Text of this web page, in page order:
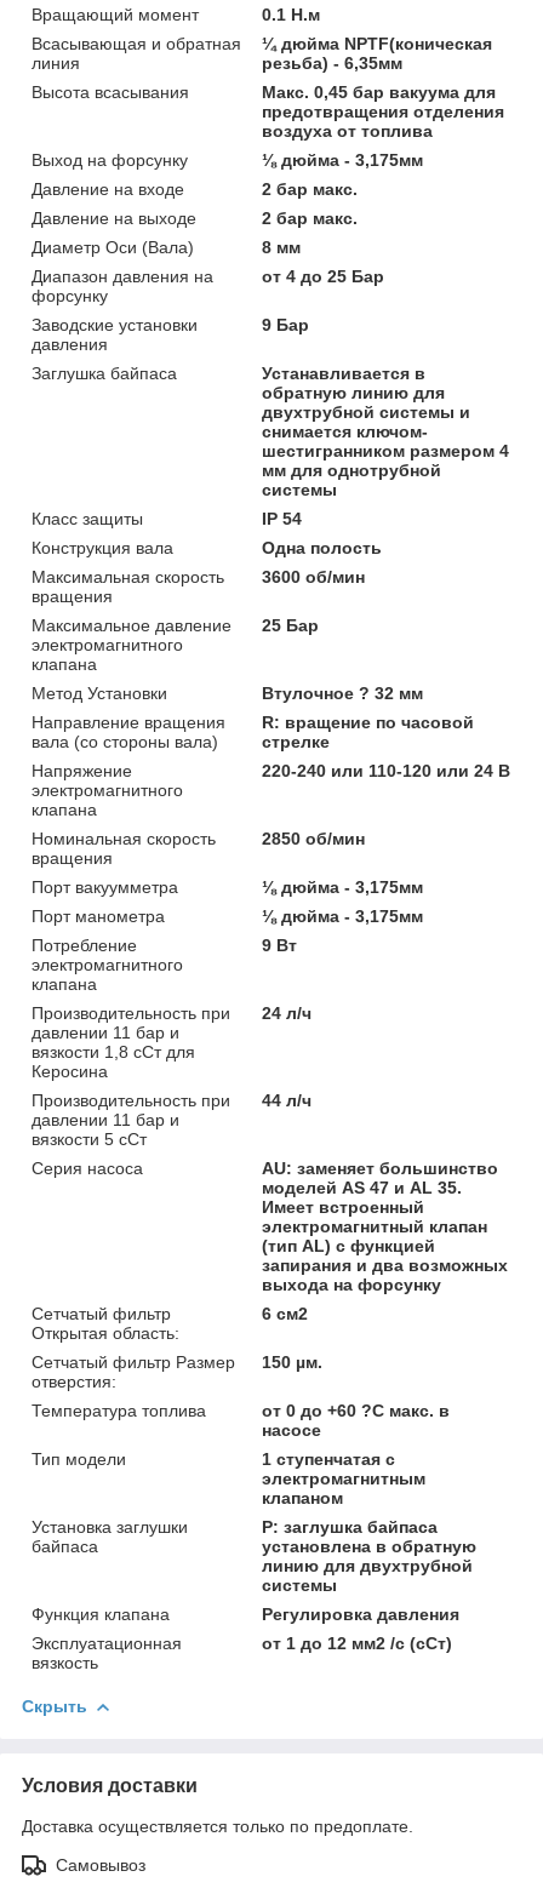
Вращающий момент
0.1 Н.м
Всасывающая и обратная
линия
¼ дюйма NPTF(коническая
резьба) - 6,35мм
Высота всасывания
Макс. 0,45 бар вакуума для
предотвращения отделения
воздуха от топлива
Выход на форсунку
⅛ дюйма - 3,175мм
Давление на входе
2 бар макс.
Давление на выходе
2 бар макс.
Диаметр Оси (Вала)
8 мм
Диапазон давления на
форсунку
от 4 до 25 Бар
Заводские установки
давления
9 Бар
Заглушка байпаса
Устанавливается в
обратную линию для
двухтрубной системы и
снимается ключом-
шестигранником размером 4
мм для однотрубной
системы
Класс защиты
IP 54
Конструкция вала
Одна полость
Максимальная скорость
вращения
3600 об/мин
Максимальное давление
электромагнитного
клапана
25 Бар
Метод Установки
Втулочное ? 32 мм
Направление вращения
вала (со стороны вала)
R: вращение по часовой
стрелке
Напряжение
электромагнитного
клапана
220-240 или 110-120 или 24 В
Номинальная скорость
вращения
2850 об/мин
Порт вакуумметра
⅛ дюйма - 3,175мм
Порт манометра
⅛ дюйма - 3,175мм
Потребление
электромагнитного
клапана
9 Вт
Производительность при
давлении 11 бар и
вязкости 1,8 сСт для
Керосина
24 л/ч
Производительность при
давлении 11 бар и
вязкости 5 сСт
44 л/ч
Серия насоса
AU: заменяет большинство
моделей AS 47 и AL 35.
Имеет встроенный
электромагнитный клапан
(тип AL) с функцией
запирания и два возможных
выхода на форсунку
Сетчатый фильтр
Открытая область:
6 см2
Сетчатый фильтр Размер
отверстия:
150 µм.
Температура топлива
от 0 до +60 ?C макс. в
насосе
Тип модели
1 ступенчатая с
электромагнитным
клапаном
Установка заглушки
байпаса
P: заглушка байпаса
установлена в обратную
линию для двухтрубной
системы
Функция клапана
Регулировка давления
Эксплуатационная
вязкость
от 1 до 12 мм2 /с (сСт)
Скрыть
Условия доставки
Доставка осуществляется только по предоплате.
Самовывоз